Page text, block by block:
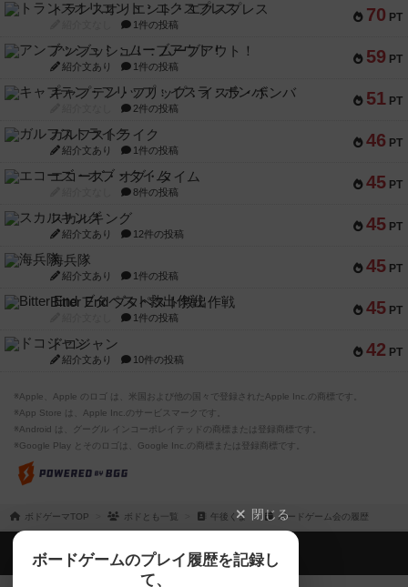
70 PT
トランスオリエント・エクスプレス
1件の投稿
59 PT
アンブッシュ！：ムーブアウト！
紹介文あり 1件の投稿
51 PT
キャプテン・フリップ：イスラ・ボンバ
2件の投稿
46 PT
ガルフストライク
紹介文あり 1件の投稿
45 PT
エコーズ・オブ・タイム
8件の投稿
45 PT
スカルキング
紹介文あり 12件の投稿
45 PT
海兵隊
紹介文あり 1件の投稿
45 PT
Bitter End ブタペスト救出作戦
1件の投稿
42 PT
ドコジャン
紹介文あり 10件の投稿
※Apple、Apple のロゴ は、米国および他の国々で登録されたApple Inc.の商標です。
※App Store は、Apple Inc.のサービスマークです。
※Android は、グーグル インコーポレイテッドの商標または登録商標です。
※Google Play とそのロゴは、Google Inc.の商標または登録商標です。
ボドゲーマTOP ボドとも一覧 午後くま ボードゲーム会の履歴
閉じる
ボードゲームのプレイ履歴を記録し
て、
ボドゲーマTOP